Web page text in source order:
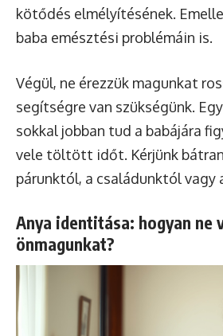
kötődés elmélyítésének.
baba emésztési problémáin is.
Végül, ne érezzük magunkat
segítségre van szükségünk.
sokkal jobban tud a babájára
vele töltött időt. Kérjünk
párunktól, a családunktól vagy
Anya identitása: hogyan ne
önmagunkat?